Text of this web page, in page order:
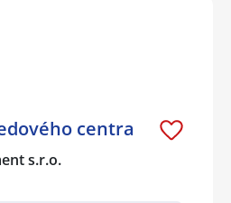
centra
s.r.o.